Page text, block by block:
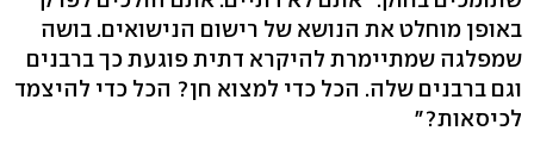
באופן מוחלט את הנושא של רישום הנישואים. בושה
שמפלגה שמתיימרת להיקרא דתית פוגעת כך ברבנים
וגם ברבנים שלה. הכל כדי למצוא חן? הכל כדי להיצמד
לכיסאות?"